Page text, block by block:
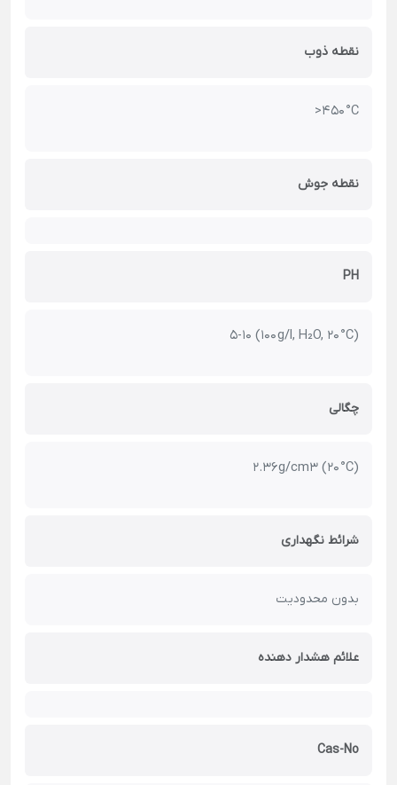
نقطه ذوب
>450 °C
نقطه جوش
PH
5-10 (100 g/l, H₂O, 20 °C)
چگالی
2.36 g/cm3 (20 °C)
شرائط نگهداری
بدون محدودیت
علائم هشدار دهنده
Cas-No